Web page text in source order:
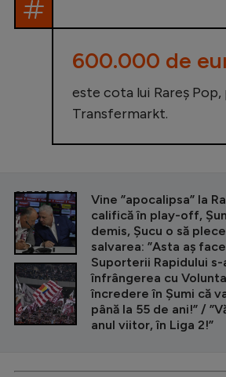
600.000 de
este cota lui Rareș
Transfermarkt.
CITEȘTE ȘI
Vine ”apocalipsa” la
califică în play-off,
demis, Șucu o să
salvarea: ”Asta aș
Suporterii Rapidului
înfrângerea cu
încredere în Șumi că
până la 55 de ani!” /
anul viitor, în Liga 2!”